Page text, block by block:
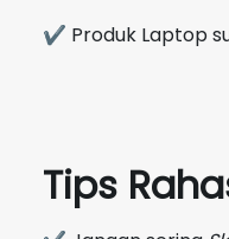
✔ Produk Laptop
Tips